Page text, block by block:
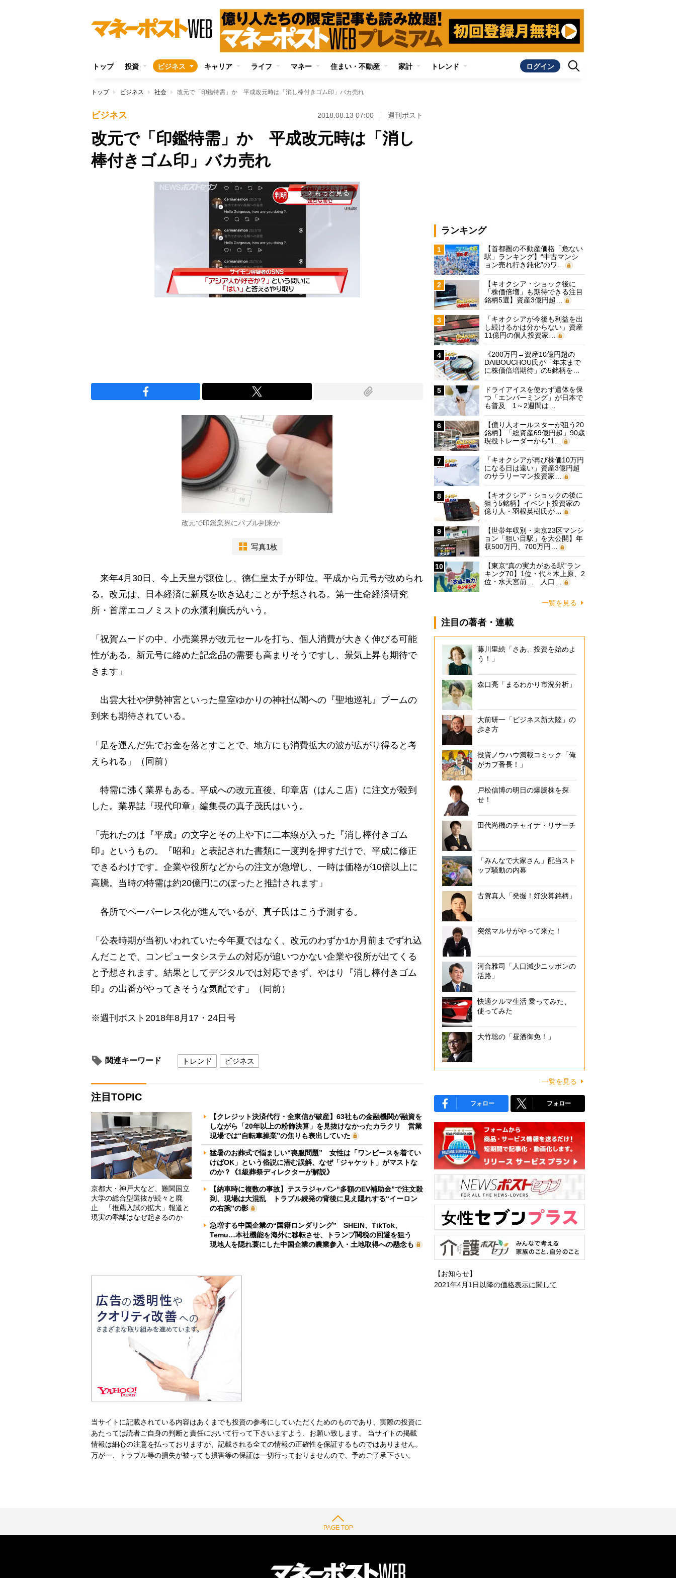
トップ 投資 ビジネス キャリア ライフ マネー 住まい・不動産 家計 トレンド ログイン
トップ ビジネス 社会 改元で「印鑑特需」か 平成改元時は「消し棒付きゴム印」バカ売れ
ビジネス 2018.08.13 07:00 週刊ポスト
改元で「印鑑特需」か 平成改元時は「消し
棒付きゴム印」バカ売れ
arrow_forward_ios もっと見る
改元で印鑑業界にバブル到来か
写真1枚
来年4月30日、今上天皇が譲位し、徳仁皇太子が即位。平成から元号が改められ
る。改元は、日本経済に新風を吹き込むことが予想される。第一生命経済研究
所・首席エコノミストの永濱利廣氏がいう。
「祝賀ムードの中、小売業界が改元セールを打ち、個人消費が大きく伸びる可能
性がある。新元号に絡めた記念品の需要も高まりそうですし、景気上昇も期待で
きます」
出雲大社や伊勢神宮といった皇室ゆかりの神社仏閣への『聖地巡礼』ブームの
到来も期待されている。
「足を運んだ先でお金を落とすことで、地方にも消費拡大の波が広がり得ると考
えられる」（同前）
特需に沸く業界もある。平成への改元直後、印章店（はんこ店）に注文が殺到
した。業界誌『現代印章』編集長の真子茂氏はいう。
「売れたのは『平成』の文字とその上や下に二本線が入った『消し棒付きゴム
印』というもの。『昭和』と表記された書類に一度判を押すだけで、平成に修正
できるわけです。企業や役所などからの注文が急増し、一時は価格が10倍以上に
高騰。当時の特需は約20億円にのぼったと推計されます」
各所でペーパーレス化が進んでいるが、真子氏はこう予測する。
「公表時期が当初いわれていた今年夏ではなく、改元のわずか1か月前までずれ込
んだことで、コンピュータシステムの対応が追いつかない企業や役所が出てくる
と予想されます。結果としてデジタルでは対応できず、やはり『消し棒付きゴム
印』の出番がやってきそうな気配です」（同前）
※週刊ポスト2018年8月17・24日号
関連キーワード トレンド ビジネス
注目TOPIC
京都大・神戸大など、難関国立
大学の総合型選抜が続々と廃
止 「推薦入試の拡大」報道と
現実の乖離はなぜ起きるのか
【クレジット決済代行・全東信が破産】63社もの金融機関が融資を
しながら「20年以上の粉飾決算」を見抜けなかったカラクリ 営業
現場では“自転車操業”の焦りも表出していた
猛暑のお葬式で悩ましい“喪服問題” 女性は「ワンピースを着てい
けばOK」という俗説に潜む誤解、なぜ「ジャケット」がマストな
のか？《1級葬祭ディレクターが解説》
【納車時に複数の事故】テスラジャパン“多額のEV補助金”で注文殺
到、現場は大混乱 トラブル続発の背後に見え隠れする“イーロン
の右腕”の影
急増する中国企業の“国籍ロンダリング” SHEIN、TikTok、
Temu…本社機能を海外に移転させ、トランプ関税の回避を狙う
現地人を隠れ蓑にした中国企業の農業参入・土地取得への懸念も
当サイトに記載されている内容はあくまでも投資の参考にしていただくためのものであり、実際の投資に
あたっては読者ご自身の判断と責任において行って下さいますよう、お願い致します。 当サイトの掲載
情報は細心の注意を払っておりますが、記載される全ての情報の正確性を保証するものではありません。
万が一、トラブル等の損失が被っても損害等の保証は一切行っておりませんので、予めご了承下さい。
ランキング
1
【首都圏の不動産価格「危ない
駅」ランキング】“中古マンシ
ョン売れ行き鈍化”のワ…
2
【キオクシア・ショック後に
「株価倍増」も期待できる注目
銘柄5選】資産3億円超…
3
「キオクシアが今後も利益を出
し続けるかは分からない」資産
11億円の個人投資家…
4
《200万円→資産10億円超の
DAIBOUCHOU氏が「年末まで
に株価倍増期待」の5銘柄を…
5
ドライアイスを使わず遺体を保
つ「エンバーミング」が日本で
も普及 1～2週間は…
6
【億り人オールスターが狙う20
銘柄】「総資産69億円超」90歳
現役トレーダーから“1…
7
「キオクシアが再び株価10万円
になる日は遠い」資産3億円超
のサラリーマン投資家…
8
【キオクシア・ショックの後に
狙う5銘柄】イベント投資家の
億り人・羽根英樹氏が…
9
【世帯年収別・東京23区マンシ
ョン「狙い目駅」を大公開】年
収500万円、700万円…
10
【東京“真の実力がある駅”ラン
キング70】1位・代々木上原、2
位・水天宮前… 人口…
一覧を見る
注目の著者・連載
藤川里絵「さあ、投資を始めよ
う！」
森口亮「まるわかり市況分析」
大前研一「ビジネス新大陸」の
歩き方
投資ノウハウ満載コミック「俺
がカブ番長！」
戸松信博の明日の爆騰株を探
せ！
田代尚機のチャイナ・リサーチ
「みんなで大家さん」配当スト
ップ騒動の内幕
古賀真人「発掘！好決算銘柄」
突然マルサがやって来た！
河合雅司「人口減少ニッポンの
活路」
快適クルマ生活 乗ってみた、
使ってみた
大竹聡の「昼酒御免！」
一覧を見る
フォロー フォロー
【お知らせ】
2021年4月1日以降の価格表示に関して
PAGE TOP